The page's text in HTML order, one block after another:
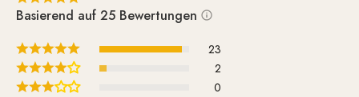
Basierend auf 25 Bewertungen
23
2
0